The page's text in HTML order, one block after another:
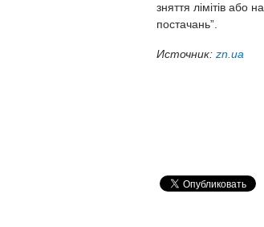
зняття лімітів або
постачань”.
Источник: zn.ua